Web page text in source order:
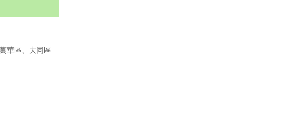
華區、大同區